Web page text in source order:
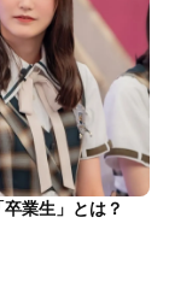
業生」とは？